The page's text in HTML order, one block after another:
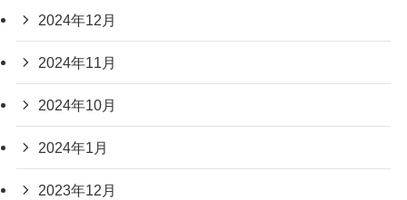
2024年12月
2024年11月
2024年10月
2024年1月
2023年12月